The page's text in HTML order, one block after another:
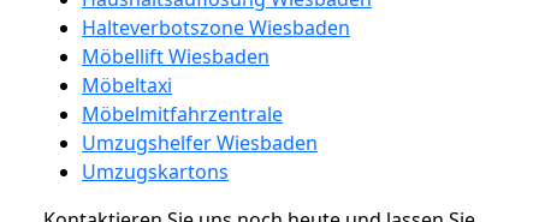
Halteverbotszone Wiesbaden
Möbellift Wiesbaden
Möbeltaxi
Möbelmitfahrzentrale
Umzugshelfer Wiesbaden
Umzugskartons